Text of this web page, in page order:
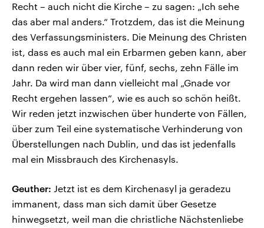
Recht – auch nicht die Kirche – zu sagen: „Ich sehe
das aber mal anders.“ Trotzdem, das ist die Meinung
des Verfassungsministers. Die Meinung des Christen
ist, dass es auch mal ein Erbarmen geben kann, aber
dann reden wir über vier, fünf, sechs, zehn Fälle im
Jahr. Da wird man dann vielleicht mal „Gnade vor
Recht ergehen lassen“, wie es auch so schön heißt.
Wir reden jetzt inzwischen über hunderte von Fällen,
über zum Teil eine systematische Verhinderung von
Überstellungen nach Dublin, und das ist jedenfalls
mal ein Missbrauch des Kirchenasyls.
Geuther: Jetzt ist es dem Kirchenasyl ja geradezu
immanent, dass man sich damit über Gesetze
hinwegsetzt, weil man die christliche Nächstenliebe